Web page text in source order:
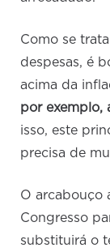
Como se
despesas, é
acima da
por exemplo,
isso, este
precisa de
O arcabouço
Congresso
substituirá o